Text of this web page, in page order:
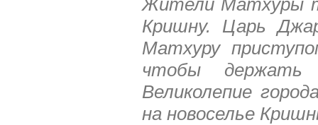
Кришну. Царь
Матхуру
чтобы держать
Великолепие
на новоселье